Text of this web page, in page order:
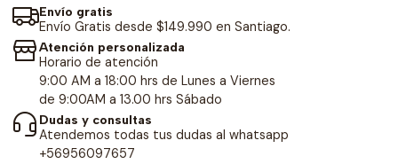
Envío gratis
Envío Gratis desde $149.990 en Santiago.
Atención personalizada
Horario de atención
9:00 AM a 18:00 hrs de Lunes a Viernes
de 9:00AM a 13.00 hrs Sábado
Dudas y consultas
Atendemos todas tus dudas al whatsapp
+56956097657